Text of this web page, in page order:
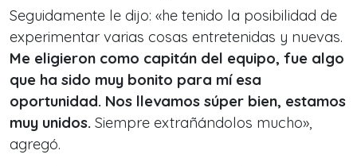
Seguidamente le dijo: «he tenido la posibilidad de
experimentar varias cosas entretenidas y nuevas.
Me eligieron como capitán del equipo, fue algo
que ha sido muy bonito para mí esa
oportunidad. Nos llevamos súper bien, estamos
muy unidos. Siempre extrañándolos mucho»,
agregó.